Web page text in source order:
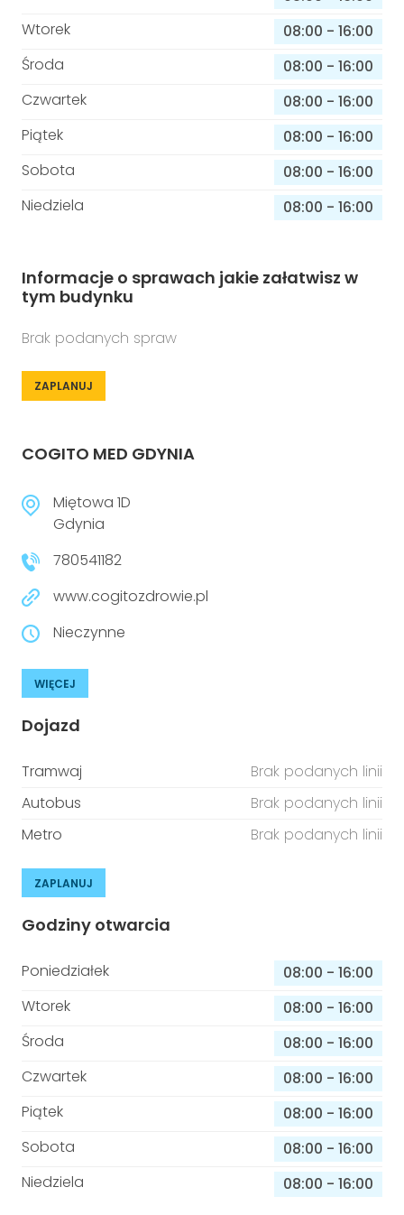
Wtorek
08:00 - 16:00
Środa
08:00 - 16:00
Czwartek
08:00 - 16:00
Piątek
08:00 - 16:00
Sobota
08:00 - 16:00
Niedziela
08:00 - 16:00
Informacje o sprawach jakie załatwisz w
tym budynku
Brak podanych spraw
ZAPLANUJ
COGITO MED GDYNIA
Miętowa 1D
Gdynia
780541182
www.cogitozdrowie.pl
Nieczynne
WIĘCEJ
Dojazd
Tramwaj
Brak podanych linii
Autobus
Brak podanych linii
Metro
Brak podanych linii
ZAPLANUJ
Godziny otwarcia
Poniedziałek 08:00 - 16:00
Wtorek
08:00 - 16:00
Środa
08:00 - 16:00
Czwartek
08:00 - 16:00
Piątek
08:00 - 16:00
Sobota
08:00 - 16:00
Niedziela
08:00 - 16:00